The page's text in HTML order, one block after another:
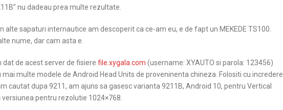
nu dadeau prea multe rezultate.
alte sapaturi internautice am descoperit ca ce-am eu, e de fapt un MEKEDE TS100.
nume, dar cam asta e.
dat de acest server de fisiere file.xygala.com (username: XYAUTO si parola: 123456)
multe modele de Android Head Units de proveninenta chineza. Folositi cu incredere
cautat dupa 9211, am ajuns sa gasesc varianta 9211B, Android 10, pentru Vertical
pentru rezolutie 1024×768.